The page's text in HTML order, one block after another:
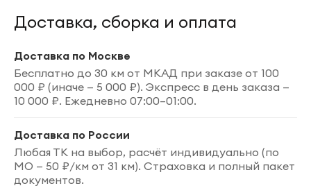
Доставка, сборка и оплата
Доставка по Москве
Бесплатно до 30 км от МКАД при заказе от 100
000 ₽ (иначе — 5 000 ₽). Экспресс в день заказа —
10 000 ₽. Ежедневно 07:00–01:00.
Доставка по России
Любая ТК на выбор, расчёт индивидуально (по
МО — 50 ₽/км от 31 км). Страховка и полный пакет
документов.